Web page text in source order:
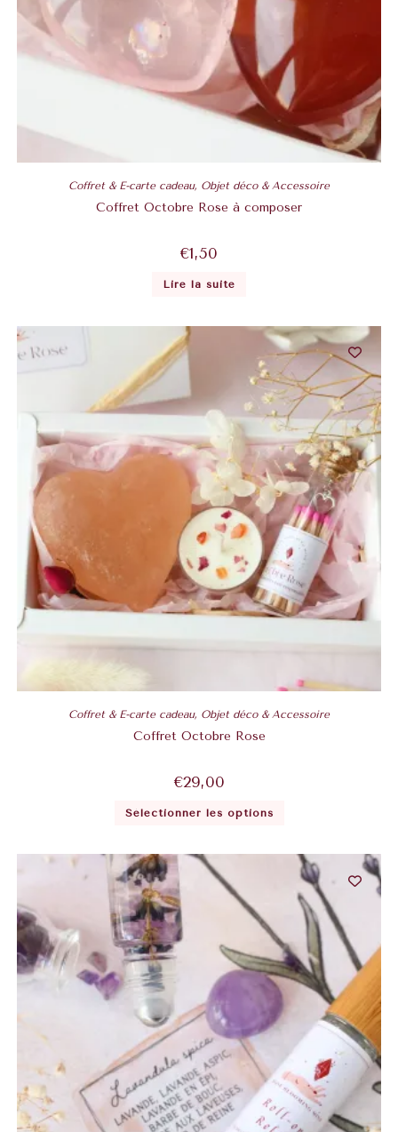
Coffret & E-carte cadeau, Objet déco & Accessoire
Coffret Octobre Rose à composer
€1,50
Lire la suite
Coffret & E-carte cadeau, Objet déco & Accessoire
Coffret Octobre Rose
€29,00
Sélectionner les options